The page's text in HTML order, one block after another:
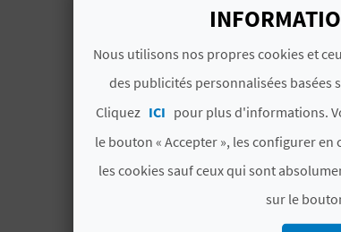
Wed Jun 19
00:00:00 CEST
00:00:00 CEST
2024
00:00:00 CEST
2024
Wed Aug 07
00:00:00 CEST
Nous utilisons nos propres cookies et
des publicités personnalisées basées
Cliquez ICI pour plus d'informations.
le bouton « Accepter », les configurer
les cookies sauf ceux qui sont
sur le